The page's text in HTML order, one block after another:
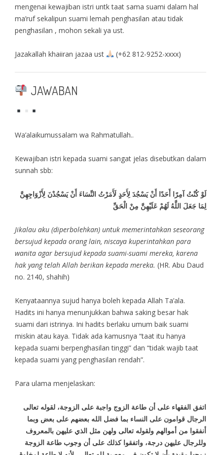
mengenai kewajiban istri untk taat sama suami dalam hal
ma’ruf sekalipun suami lemah penghasilan atau tidak
penghasilan , mohon sekali ya ust.
Jazakallah khaiiran jazaa ust (+62 812-9252-xxxx)
JAWABAN
Wa’alaikumussalam wa Rahmatullah..
Kewajiban istri kepada suami sangat jelas disebutkan dalam
sunnah sbb:
لَوْ كُنْتُ آمِرًا أَحَدًا أَنْ يَسْجُدَ لِأَحَدٍ لَأَمَرْتُ النِّسَاءَ أَنْ يَسْجُدْنَ لِأَزْوَاجِهِنَّ
لِمَا جَعَلَ اللَّهُ لَهُمْ عَلَيْهِنَّ مِنْ الْحَقِّ
Jikalau aku (diperbolehkan) untuk memerintahkan seseorang
bersujud kepada orang lain, niscaya kuperintahkan para
wanita agar bersujud kepada suami-suami mereka, karena
hak yang telah Allah berikan kepada mereka. (HR. Abu Daud
no. 2140, shahih)
Kenyataannya sujud hanya boleh kepada Allah Ta’ala.
Hadits ini hanya menunjukkan bahwa saking besar hak
suami dari istrinya. Ini hadits berlaku umum baik suami
miskin atau kaya. Tidak ada kamusnya “taat itu hanya
kepada suami berpenghasilan tinggi” dan “tidak wajib taat
kepada suami yang penghasilan rendah”.
Para ulama menjelaskan:
اتفق الفقهاء على أن طاعة الزوج واجبة على الزوجة، لقوله تعالى
الرجال قوامون على النساء بما فضل الله بعضهم على بعض وبما
أنفقوا من أموالهم ولقوله تعالى ولهن مثل الذي عليهن بالمعروف
وللرجال عليهن درجة، واتفقوا كذلك على أن وجوب طاعة الزوجة